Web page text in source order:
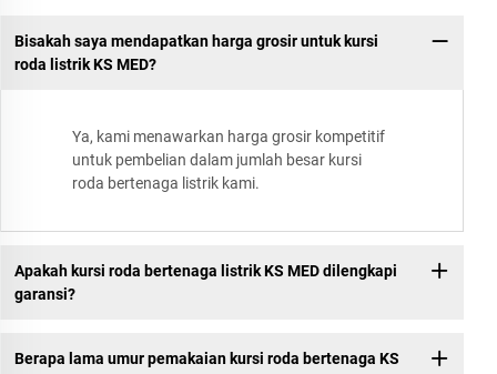
Bisakah saya mendapatkan harga grosir untuk kursi
roda listrik KS MED?
Ya, kami menawarkan harga grosir kompetitif
untuk pembelian dalam jumlah besar kursi
roda bertenaga listrik kami.
Apakah kursi roda bertenaga listrik KS MED dilengkapi
garansi?
Berapa lama umur pemakaian kursi roda bertenaga KS